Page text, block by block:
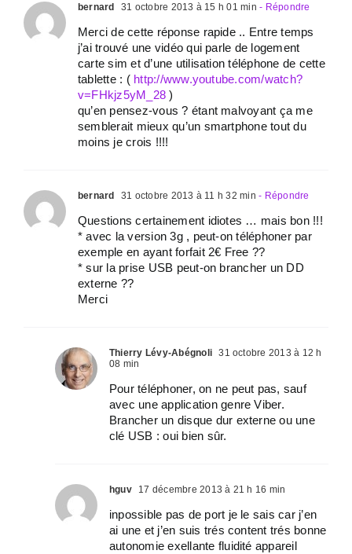
bernard 31 octobre 2013 à 15 h 01 min - Répondre
Merci de cette réponse rapide .. Entre temps
j’ai trouvé une vidéo qui parle de logement
carte sim et d’une utilisation téléphone de cette
tablette : ( http://www.youtube.com/watch?
v=FHkjz5yM_28 )
qu’en pensez-vous ? étant malvoyant ça me
semblerait mieux qu’un smartphone tout du
moins je crois !!!!
bernard 31 octobre 2013 à 11 h 32 min - Répondre
Questions certainement idiotes … mais bon !!!
* avec la version 3g , peut-on téléphoner par
exemple en ayant forfait 2€ Free ??
* sur la prise USB peut-on brancher un DD
externe ??
Merci
Thierry Lévy-Abégnoli 31 octobre 2013 à 12 h
08 min
Pour téléphoner, on ne peut pas, sauf
avec une application genre Viber.
Brancher un disque dur externe ou une
clé USB : oui bien sûr.
hguv 17 décembre 2013 à 21 h 16 min
inpossible pas de port je le sais car j’en
ai une et j’en suis trés content trés bonne
autonomie exellante fluidité appareil